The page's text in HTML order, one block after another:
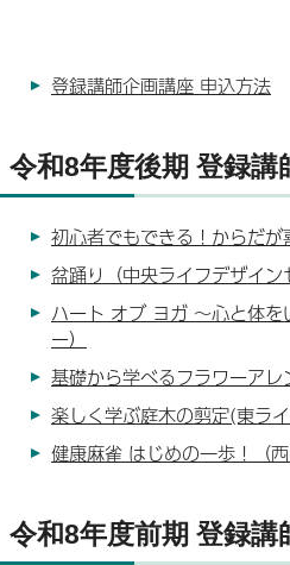
登録講師企画講座 申込方法
令和8年度後期 登録講
初心者でもできる！からだが
盆踊り（中央ライフデザイン
ハート オブ ヨガ ～心と体
ー）
基礎から学べるフラワーアレ
楽しく学ぶ庭木の剪定(東ラ
健康麻雀 はじめの一歩！（
令和8年度前期 登録講